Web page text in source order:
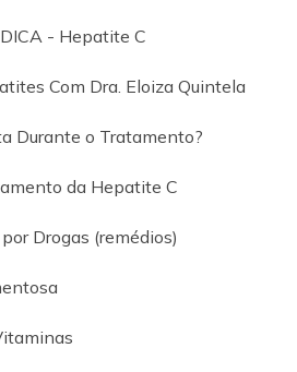
- Hepatite C
Com Dra. Eloiza Quintela
Durante o Tratamento?
da Hepatite C
Drogas (remédios)